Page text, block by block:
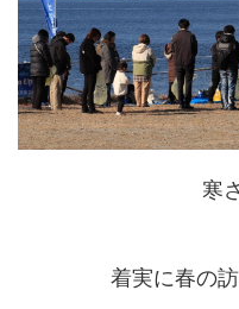
寒
着実に春の